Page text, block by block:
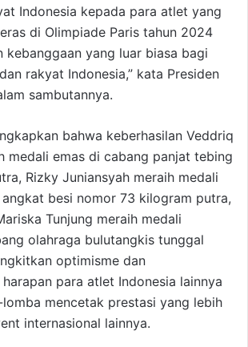
Indonesia kepada para atlet yang
di Olimpiade Paris tahun 2024
kebanggaan yang luar biasa bagi
rakyat Indonesia,” kata Presiden
sambutannya.
bahwa keberhasilan Veddriq
medali emas di cabang panjat tebing
Rizky Juniansyah meraih medali
besi nomor 73 kilogram putra,
Tunjung meraih medali
olahraga bulutangkis tunggal
optimisme dan
para atlet Indonesia lainnya
mencetak prestasi yang lebih
internasional lainnya.